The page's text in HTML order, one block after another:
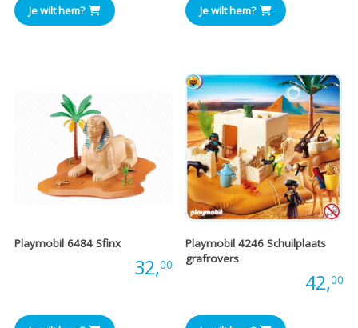
is:
Je wilt hem? Je wilt hem?
Playmobil 6484 Sfinx
32,00
Playmobil 4246 Schuilplaats
grafrovers
42,00